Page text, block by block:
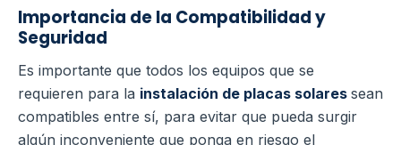
Importancia de la Compatibilidad y
Seguridad
Es importante que todos los equipos que se
requieren para la instalación de placas solares sean
compatibles entre sí, para evitar que pueda surgir
algún inconveniente que ponga en riesgo el